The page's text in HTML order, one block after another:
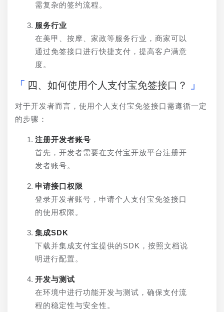
需复杂的签约流程。
服务行业
在美甲、按摩、家政等服务行业，商家可以
通过免签接口进行快捷支付，提高客户满意
度。
四、如何使用个人支付宝免签接口？
对于开发者而言，使用个人支付宝免签接口需遵循一定
的步骤：
注册开发者账号
首先，开发者需要在支付宝开放平台注册开
发者账号。
申请接口权限
登录开发者账号，申请个人支付宝免签接口
的使用权限。
集成SDK
下载并集成支付宝提供的SDK，按照文档说
明进行配置。
开发与测试
在环境中进行功能开发与测试，确保支付流
程的稳定性与安全性。